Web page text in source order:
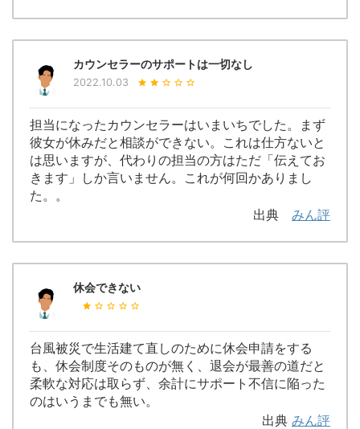
カウンセラーのサポートは一切なし
2022.10.03
担当になったカウンセラーはいまいちでした。まず
彼女が休みだと相談ができない。これは仕方ないと
は思いますが、代わりの担当の方はただ「伝えてお
きます」しか言いません。これが何回かありまし
た。。
出典 みん評
休会できない
台風被災で生活建て直しのために休会申請をする
も、休会制度そのものが無く、退会が最善の道だと
柔軟な対応は取らず、余計にサポート不信に陥った
のはいうまでも無い。
出典 みん評